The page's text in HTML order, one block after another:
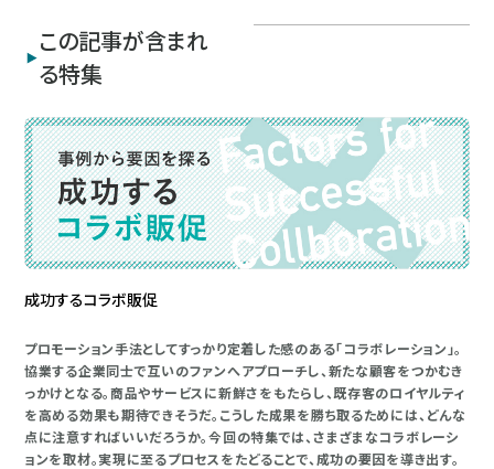
この記事が含まれ
る特集
成功するコラボ販促
プロモーション手法としてすっかり定着した感のある「コラボレーション」。
協業する企業同士で互いのファンへアプローチし、新たな顧客をつかむき
っかけとなる。商品やサービスに新鮮さをもたらし、既存客のロイヤルティ
を高める効果も期待できそうだ。こうした成果を勝ち取るためには、どんな
点に注意すればいいだろうか。今回の特集では、さまざまなコラボレーシ
ョンを取材。実現に至るプロセスをたどることで、成功の要因を導き出す。